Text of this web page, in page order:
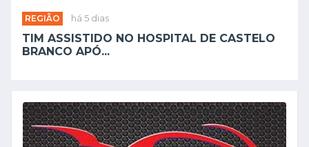
REGIÃO há 5 dias
TIM ASSISTIDO NO HOSPITAL DE CASTELO
BRANCO APÓ...